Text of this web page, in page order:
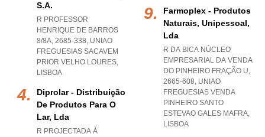
S.a.
R PROFESSOR
HENRIQUE DE BARROS
8/8A, 2685-338, UNIAO
FREGUESIAS SACAVEM
PRIOR VELHO LOURES,
LISBOA
Diprolar - Distribuição
De Produtos Para O
Lar, Lda
R PROJECTADA À
Farmoplex - Produtos
Naturais, Unipessoal,
Lda
R DA BICA NÚCLEO
EMPRESARIAL DA VENDA
DO PINHEIRO FRAÇÃO U,
2665-608, UNIAO
FREGUESIAS VENDA
PINHEIRO SANTO
ESTEVAO GALES MAFRA,
LISBOA